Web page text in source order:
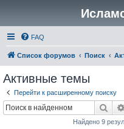
FAQ
Список форумов Поиск
Активные темы
Перейти к расширенному поиску
Найдено 9